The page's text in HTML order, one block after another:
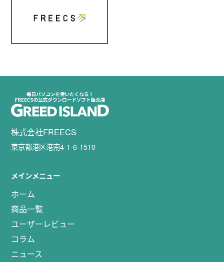
株式会社FREECS
東京都港区港南4-1-6-1510
メインメニュー
ホーム
商品一覧
ユーザーレビュー
コラム
ニュース